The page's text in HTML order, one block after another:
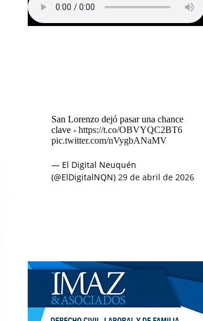
San Lorenzo dejó pasar una chance
clave - https://t.co/OBVYQC2BT6
pic.twitter.com/nVygbANaMV
— El Digital Neuquén
(@ElDigitalNQN) 29 de abril de 2026